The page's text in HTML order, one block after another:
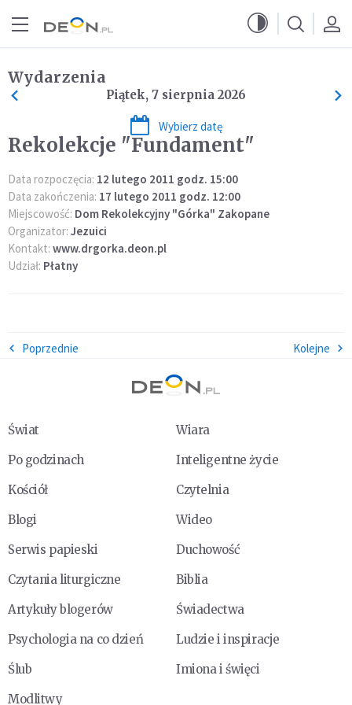
Wydarzenia
Piątek, 7 sierpnia 2026
Wybierz datę
Rekolekcje "Fundament"
Data rozpoczęcia: 12 lutego 2011 godz. 15:00
Data zakończenia: 17 lutego 2011 godz. 12:00
Miejscowość: Dom Rekolekcyjny "Górka" Zakopane
Organizator: Jezuici
Kontakt: www.drgorka.deon.pl
Udział: Płatny
Poprzednie Kolejne
Świat
Wiara
Po godzinach
Inteligentne życie
Kościół
Czytelnia
Blogi
Wideo
Serwis papieski
Duchowość
Czytania liturgiczne
Biblia
Artykuły blogerów
Świadectwa
Psychologia na co dzień
Ludzie i inspiracje
Ślub
Imiona i święci
Modlitwy